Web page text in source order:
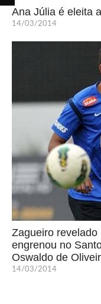
Ana Júlia é eleita
14/03/2014
Zagueiro
engrenou no
Oswaldo de
14/03/2014